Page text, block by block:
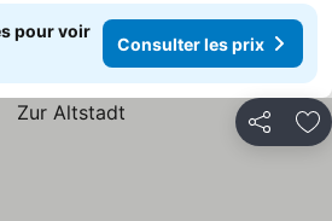
pour voir
Consulter les prix
Partager